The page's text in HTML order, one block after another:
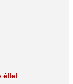
éllel